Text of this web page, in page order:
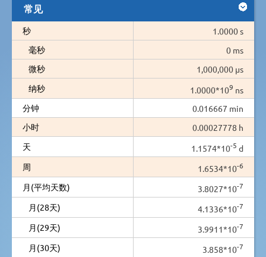
常见
秒
1.0000 s
毫秒
0 ms
微秒
1,000,000 µs
纳秒
1.0000*109 ns
分钟
0.016667 min
小时
0.00027778 h
天
1.1574*10-5 d
周
1.6534*10-6
月(平均天数) 3.8027*10-7
月(28天) 4.1336*10-7
月(29天) 3.9911*10-7
月(30天) 3.858*10-7